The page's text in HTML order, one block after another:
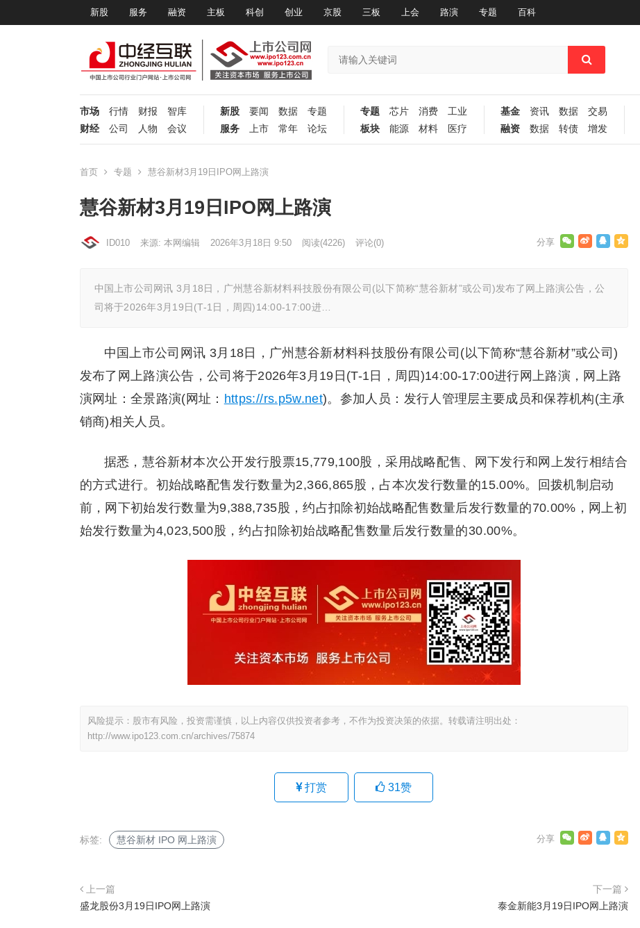
新股 服务 融资 主板 科创 创业 京股 三板 上会 路演 专题 百科
市场 行情 财报
智库
财经
公司 人物 会议
新股 要闻 数据
专题
服务
上市 常年 论坛
专题 芯片 消费
工业
板块
能源 材料 医疗
基金 资讯 数据
交易
融资
数据 转债 增发
首页 专题 慧谷新材3月19日IPO网上路演
慧谷新材3月19日IPO网上路演
ID010 来源: 本网编辑 2026年3月18日 9:50 阅读(4226) 评论(0)
中国上市公司网讯 3月18日，广州慧谷新材料科技股份有限公司(以下简称“慧谷新材”或公司)发布了网上路演公告，公
司将于2026年3月19日(T-1日，周四)14:00-17:00进…
中国上市公司网讯 3月18日，广州慧谷新材料科技股份有限公司(以下简称“慧谷新材”或公司)
发布了网上路演公告，公司将于2026年3月19日(T-1日，周四)14:00-17:00进行网上路演，网上路
演网址：全景路演(网址： https://rs.p5w.net)。参加人员：发行人管理层主要成员和保荐机构(主承
销商)相关人员。
据悉，慧谷新材本次公开发行股票15,779,100股，采用战略配售、网下发行和网上发行相结合
的方式进行。初始战略配售发行数量为2,366,865股，占本次发行数量的15.00%。回拨机制启动
前，网下初始发行数量为9,388,735股，约占扣除初始战略配售数量后发行数量的70.00%，网上初
始发行数量为4,023,500股，约占扣除初始战略配售数量后发行数量的30.00%。
风险提示：股市有风险，投资需谨慎，以上内容仅供投资者参考，不作为投资决策的依据。转载请注明出处：
http://www.ipo123.com.cn/archives/75874
打赏 31赞
标签: 慧谷新材 IPO 网上路演
上一篇
盛龙股份3月19日IPO网上路演
下一篇
泰金新能3月19日IPO网上路演